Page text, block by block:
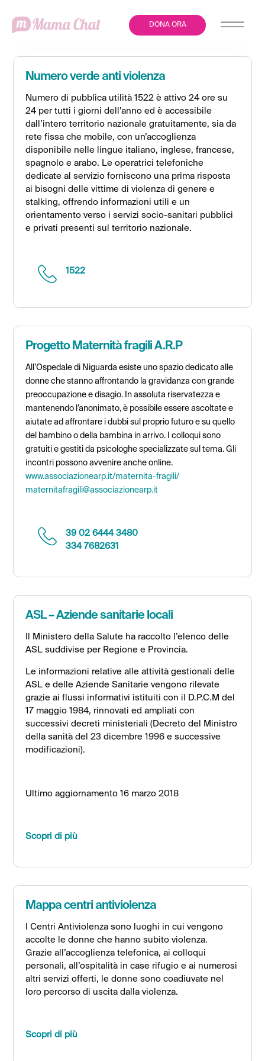
DONA ORA
Numero verde anti violenza
Numero di pubblica utilità 1522 è attivo 24 ore su
24 per tutti i giorni dell’anno ed è accessibile
dall’intero territorio nazionale gratuitamente, sia da
rete fissa che mobile, con un’accoglienza
disponibile nelle lingue italiano, inglese, francese,
spagnolo e arabo. Le operatrici telefoniche
dedicate al servizio forniscono una prima risposta
ai bisogni delle vittime di violenza di genere e
stalking, offrendo informazioni utili e un
orientamento verso i servizi socio-sanitari pubblici
e privati presenti sul territorio nazionale.
1522
Progetto Maternità fragili A.R.P
All’Ospedale di Niguarda esiste uno spazio dedicato alle
donne che stanno affrontando la gravidanza con grande
preoccupazione e disagio. In assoluta riservatezza e
mantenendo l’anonimato, è possibile essere ascoltate e
aiutate ad affrontare i dubbi sul proprio futuro e su quello
del bambino o della bambina in arrivo. I colloqui sono
gratuiti e gestiti da psicologhe specializzate sul tema. Gli
incontri possono avvenire anche online.
www.associazionearp.it/maternita-fragili/
maternitafragili@associazionearp.it
39 02 6444 3480
334 7682631
ASL – Aziende sanitarie locali
Il Ministero della Salute ha raccolto l’elenco delle
ASL suddivise per Regione e Provincia.
Le informazioni relative alle attività gestionali delle
ASL e delle Aziende Sanitarie vengono rilevate
grazie ai flussi informativi istituiti con il D.P.C.M del
17 maggio 1984, rinnovati ed ampliati con
successivi decreti ministeriali (Decreto del Ministro
della sanità del 23 dicembre 1996 e successive
modificazioni).
Ultimo aggiornamento 16 marzo 2018
Scopri di più
Mappa centri antiviolenza
I Centri Antiviolenza sono luoghi in cui vengono
accolte le donne che hanno subito violenza.
Grazie all’accoglienza telefonica, ai colloqui
personali, all’ospitalità in case rifugio e ai numerosi
altri servizi offerti, le donne sono coadiuvate nel
loro percorso di uscita dalla violenza.
Scopri di più